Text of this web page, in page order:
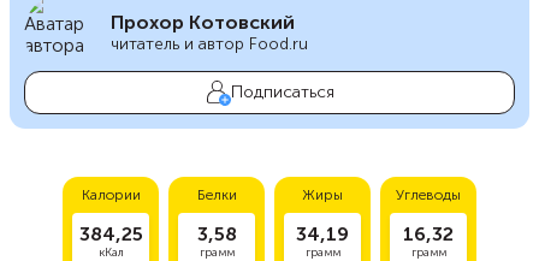
Прохор Котовский
читатель и автор Food.ru
Подписаться
Калории
384,25
кКал
Белки
3,58
грамм
Жиры
34,19
грамм
Углеводы
16,32
грамм